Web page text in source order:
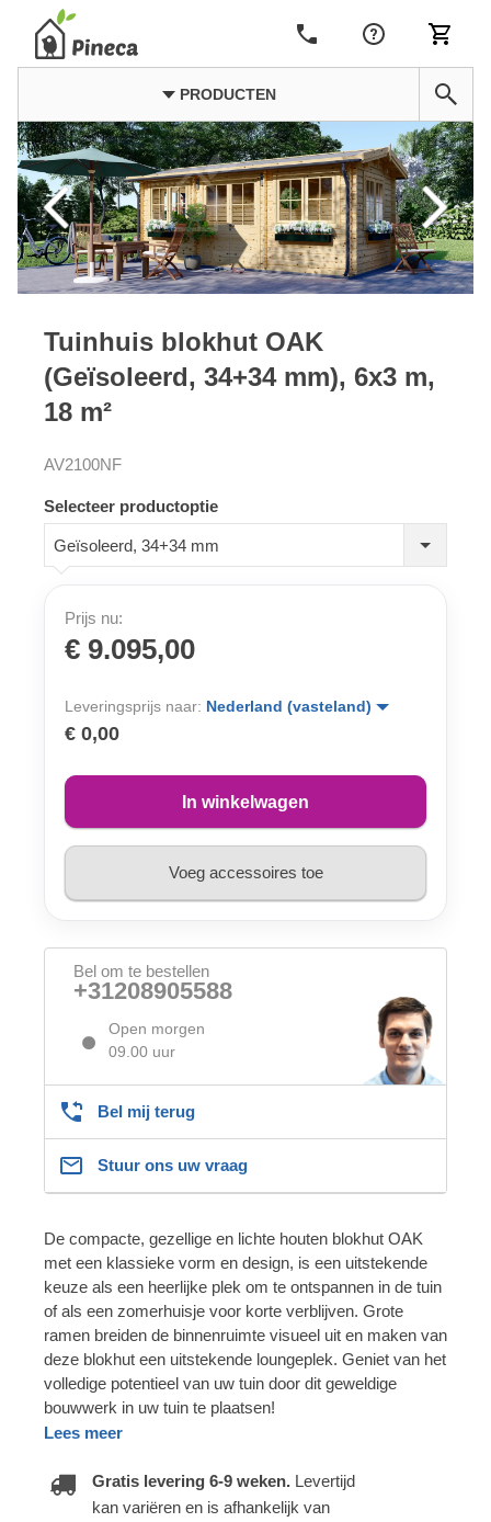
PRODUCTEN
Tuinhuis blokhut OAK
(Geïsoleerd, 34+34 mm), 6x3 m,
18 m²
AV2100NF
Selecteer productoptie
Geïsoleerd, 34+34 mm
Prijs nu:
€ 9.095,00
Leveringsprijs naar: Nederland (vasteland)
€ 0,00
In winkelwagen
Voeg accessoires toe
Bel om te bestellen
+31208905588
Open morgen
09.00 uur
Bel mij terug
Stuur ons uw vraag
De compacte, gezellige en lichte houten blokhut OAK
met een klassieke vorm en design, is een uitstekende
keuze als een heerlijke plek om te ontspannen in de tuin
of als een zomerhuisje voor korte verblijven. Grote
ramen breiden de binnenruimte visueel uit en maken van
deze blokhut een uitstekende loungeplek. Geniet van het
volledige potentieel van uw tuin door dit geweldige
bouwwerk in uw tuin te plaatsen!
Lees meer
Gratis levering 6-9 weken. Levertijd
kan variëren en is afhankelijk van